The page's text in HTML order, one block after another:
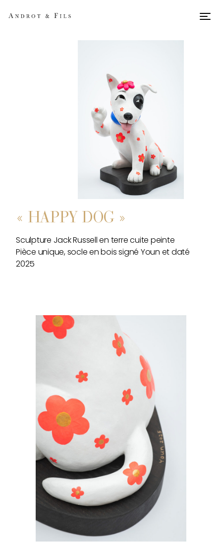
« HAPPY DOG »
Sculpture Jack Russell en terre cuite peinte
Pièce unique, socle en bois signé Youn et daté
2025